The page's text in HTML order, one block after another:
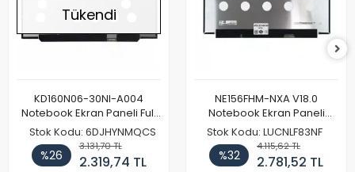
Tükendi
KD160N06-30NI-A004
Notebook Ekran Paneli Full
HD
Stok Kodu: 6DJHYNMQCS
%26
3.131,70 TL
2.319,74 TL
NE156FHM-NXA V18.0
Notebook Ekran Paneli
144Hz
Stok Kodu: LUCNLF83NF
%32
4.115,62 TL
2.781,52 TL